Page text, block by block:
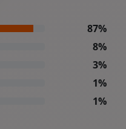
87%
8%
3%
1%
1%